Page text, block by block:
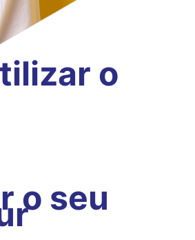
o
o seu